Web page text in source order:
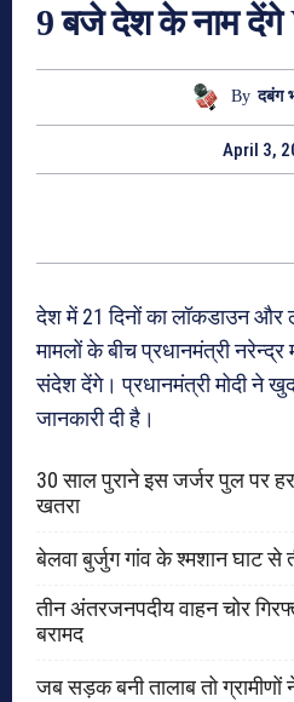
9 बजे देश के नाम
By दबंग
April 3,
देश में 21 दिनों का लॉकडाउन और
मामलों के बीच प्रधानमंत्री
संदेश देंगे। प्रधानमंत्री मोदी ने
जानकारी दी है।
30 साल पुराने इस जर्जर पुल पर
खतरा
बेलवा बुर्जुग गांव के श्मशान घाट
तीन अंतरजनपदीय वाहन चोर
बरामद
जब सड़क बनी तालाब तो ग्रामीणों